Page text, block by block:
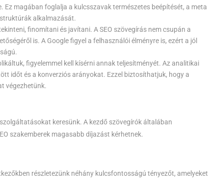
Ez magában foglalja a kulcsszavak természetes beépítését, a meta
alkalmazását.
finomítani és javítani. A SEO szövegírás nem csupán a
is. A Google figyel a felhasználói élményre is, ezért a jól
figyelemmel kell kísérni annak teljesítményét. Az analitikai
időt és a konverziós arányokat. Ezzel biztosíthatjuk, hogy a
végezhetünk.
keresünk. A kezdő szövegírók általában
szakemberek magasabb díjazást kérhetnek.
részletezünk néhány kulcsfontosságú tényezőt, amelyeket